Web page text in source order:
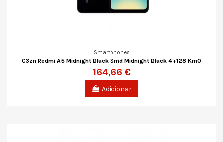
Smartphones
C3zn Redmi A5 Midnight Black Smd Midnight Black 4+128 Km0
164,66 €
Adicionar